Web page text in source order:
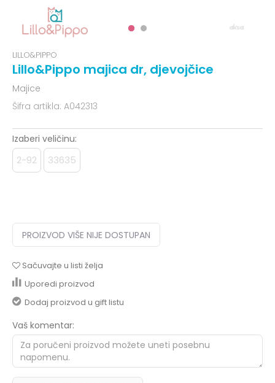
LILLO&PIPPO
Lillo&Pippo majica dr, djevojčice
Majice
Šifra artikla: A042313
Izaberi veličinu:
2-92 33635
PROIZVOD VIŠE NIJE DOSTUPAN
Sačuvajte u listi želja
Uporedi proizvod
Dodaj proizvod u gift listu
Vaš komentar: